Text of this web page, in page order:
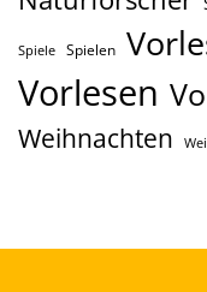
Spiele Spielen
Vorlesen
Weihnachten